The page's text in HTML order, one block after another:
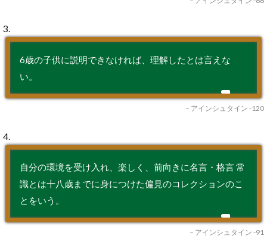
3.
6歳の子供に説明できなければ、理解したとは言えな
い。
– アインシュタイン -120
4.
自分の環境を受け入れ、楽しく、前向きに名言・格言 常
識とは十八歳までに身につけた偏見のコレクションのこ
とをいう。
– アインシュタイン -91